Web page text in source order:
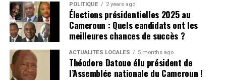
POLITIQUE 2 years ago
Élections présidentielles 2025 au
Cameroun : Quels candidats ont les
meilleures chances de succès ?
ACTUALITÉS LOCALES 5 months ago
Théodore Datouo élu président de
l’Assemblée nationale du Cameroun !